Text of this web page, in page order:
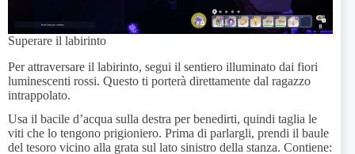
Superare il labirinto
Per attraversare il labirinto, segui il sentiero illuminato dai fiori
luminescenti rossi. Questo ti porterà direttamente dal ragazzo
intrappolato.
Usa il bacile d’acqua sulla destra per benedirti, quindi taglia le
viti che lo tengono prigioniero. Prima di parlargli, prendi il baule
del tesoro vicino alla grata sul lato sinistro della stanza. Contiene: